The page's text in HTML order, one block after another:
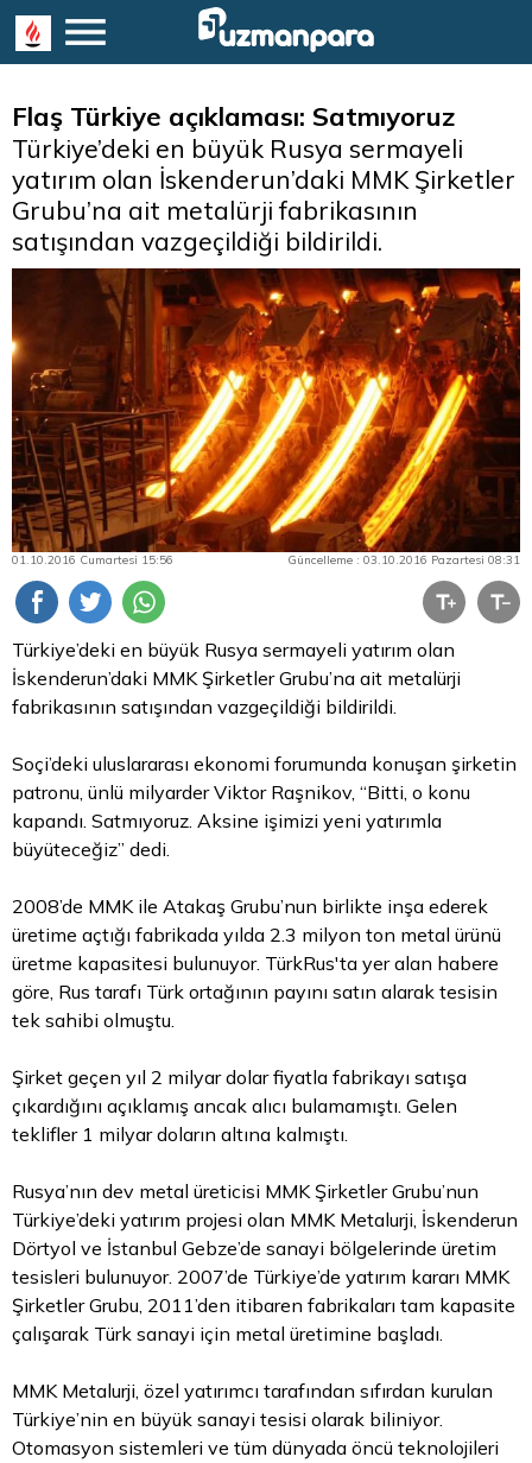
Flaş Türkiye açıklaması: Satmıyoruz
Türkiye’deki en büyük Rusya sermayeli
yatırım olan İskenderun’daki MMK Şirketler
Grubu’na ait metalürji fabrikasının
satışından vazgeçildiği bildirildi.
01.10.2016 Cumartesi 15:56 Güncelleme : 03.10.2016 Pazartesi 08:31
Türkiye’deki en büyük Rusya sermayeli yatırım olan
İskenderun’daki MMK Şirketler Grubu’na ait metalürji
fabrikasının satışından vazgeçildiği bildirildi.
Soçi’deki uluslararası ekonomi forumunda konuşan şirketin
patronu, ünlü milyarder Viktor Raşnikov, “Bitti, o konu
kapandı. Satmıyoruz. Aksine işimizi yeni yatırımla
büyüteceğiz” dedi.
2008’de MMK ile Atakaş Grubu’nun birlikte inşa ederek
üretime açtığı fabrikada yılda 2.3 milyon ton metal ürünü
üretme kapasitesi bulunuyor. TürkRus'ta yer alan habere
göre, Rus tarafı Türk ortağının payını satın alarak tesisin
tek sahibi olmuştu.
Şirket geçen yıl 2 milyardolarfiyatla fabrikayı satışa
çıkardığını açıklamış ancak alıcı bulamamıştı. Gelen
teklifler 1 milyar doların altına kalmıştı.
Rusya’nın dev metal üreticisi MMK Şirketler Grubu’nun
Türkiye’deki yatırım projesi olan MMK Metalurji, İskenderun
Dörtyol ve İstanbul Gebze’de sanayi bölgelerinde üretim
tesisleri bulunuyor. 2007’de Türkiye’de yatırım kararı MMK
Şirketler Grubu, 2011’den itibaren fabrikaları tam kapasite
çalışarak Türk sanayi için metal üretimine başladı.
MMK Metalurji, özel yatırımcı tarafından sıfırdan kurulan
Türkiye’nin en büyük sanayi tesisi olarak biliniyor.
Otomasyon sistemleri ve tüm dünyada öncü teknolojileri